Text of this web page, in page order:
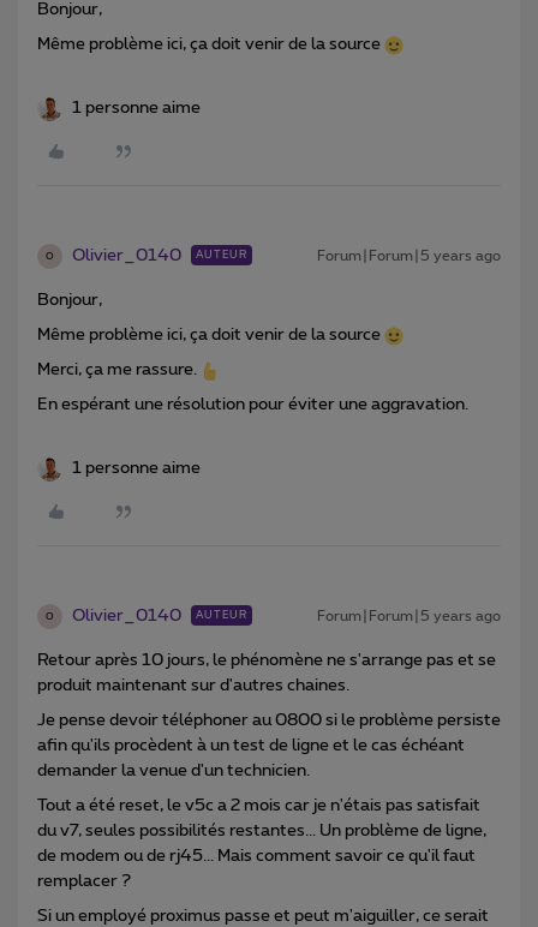
Bonjour,
Même problème ici, ça doit venir de la source
1 personne aime
O Olivier_0140 AUTEUR Forum|Forum|5 years ago
Bonjour,
Même problème ici, ça doit venir de la source
Merci, ça me rassure.
En espérant une résolution pour éviter une aggravation.
1 personne aime
O Olivier_0140 AUTEUR Forum|Forum|5 years ago
Retour après 10 jours, le phénomène ne s'arrange pas et se
produit maintenant sur d'autres chaines.
Je pense devoir téléphoner au 0800 si le problème persiste
afin qu'ils procèdent à un test de ligne et le cas échéant
demander la venue d'un technicien.
Tout a été reset, le v5c a 2 mois car je n'étais pas satisfait
du v7, seules possibilités restantes... Un problème de ligne,
de modem ou de rj45... Mais comment savoir ce qu'il faut
remplacer ?
Si un employé proximus passe et peut m'aiguiller, ce serait